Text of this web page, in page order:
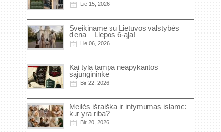
Lie 15, 2026
Sveikiname su Lietuvos valstybės
diena – Liepos 6-ąja!
Lie 06, 2026
Kai tyla tampa neapykantos
sąjungininke
Bir 22, 2026
Meilės išraiška ir intymumas islame:
kur yra riba?
Bir 20, 2026